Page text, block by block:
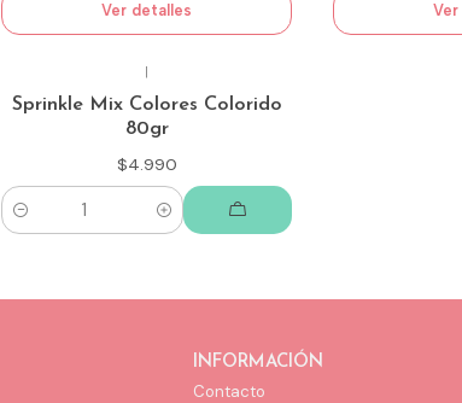
Ver detalles
|
Sprinkle Mix Colores Colorido
80gr
$4.990
Cantidad
INFORMACIÓN
Contacto